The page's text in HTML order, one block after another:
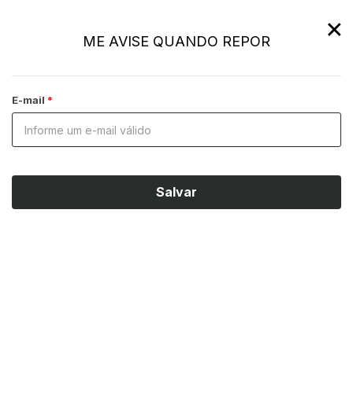
×
ME AVISE QUANDO REPOR
E-mail
Salvar